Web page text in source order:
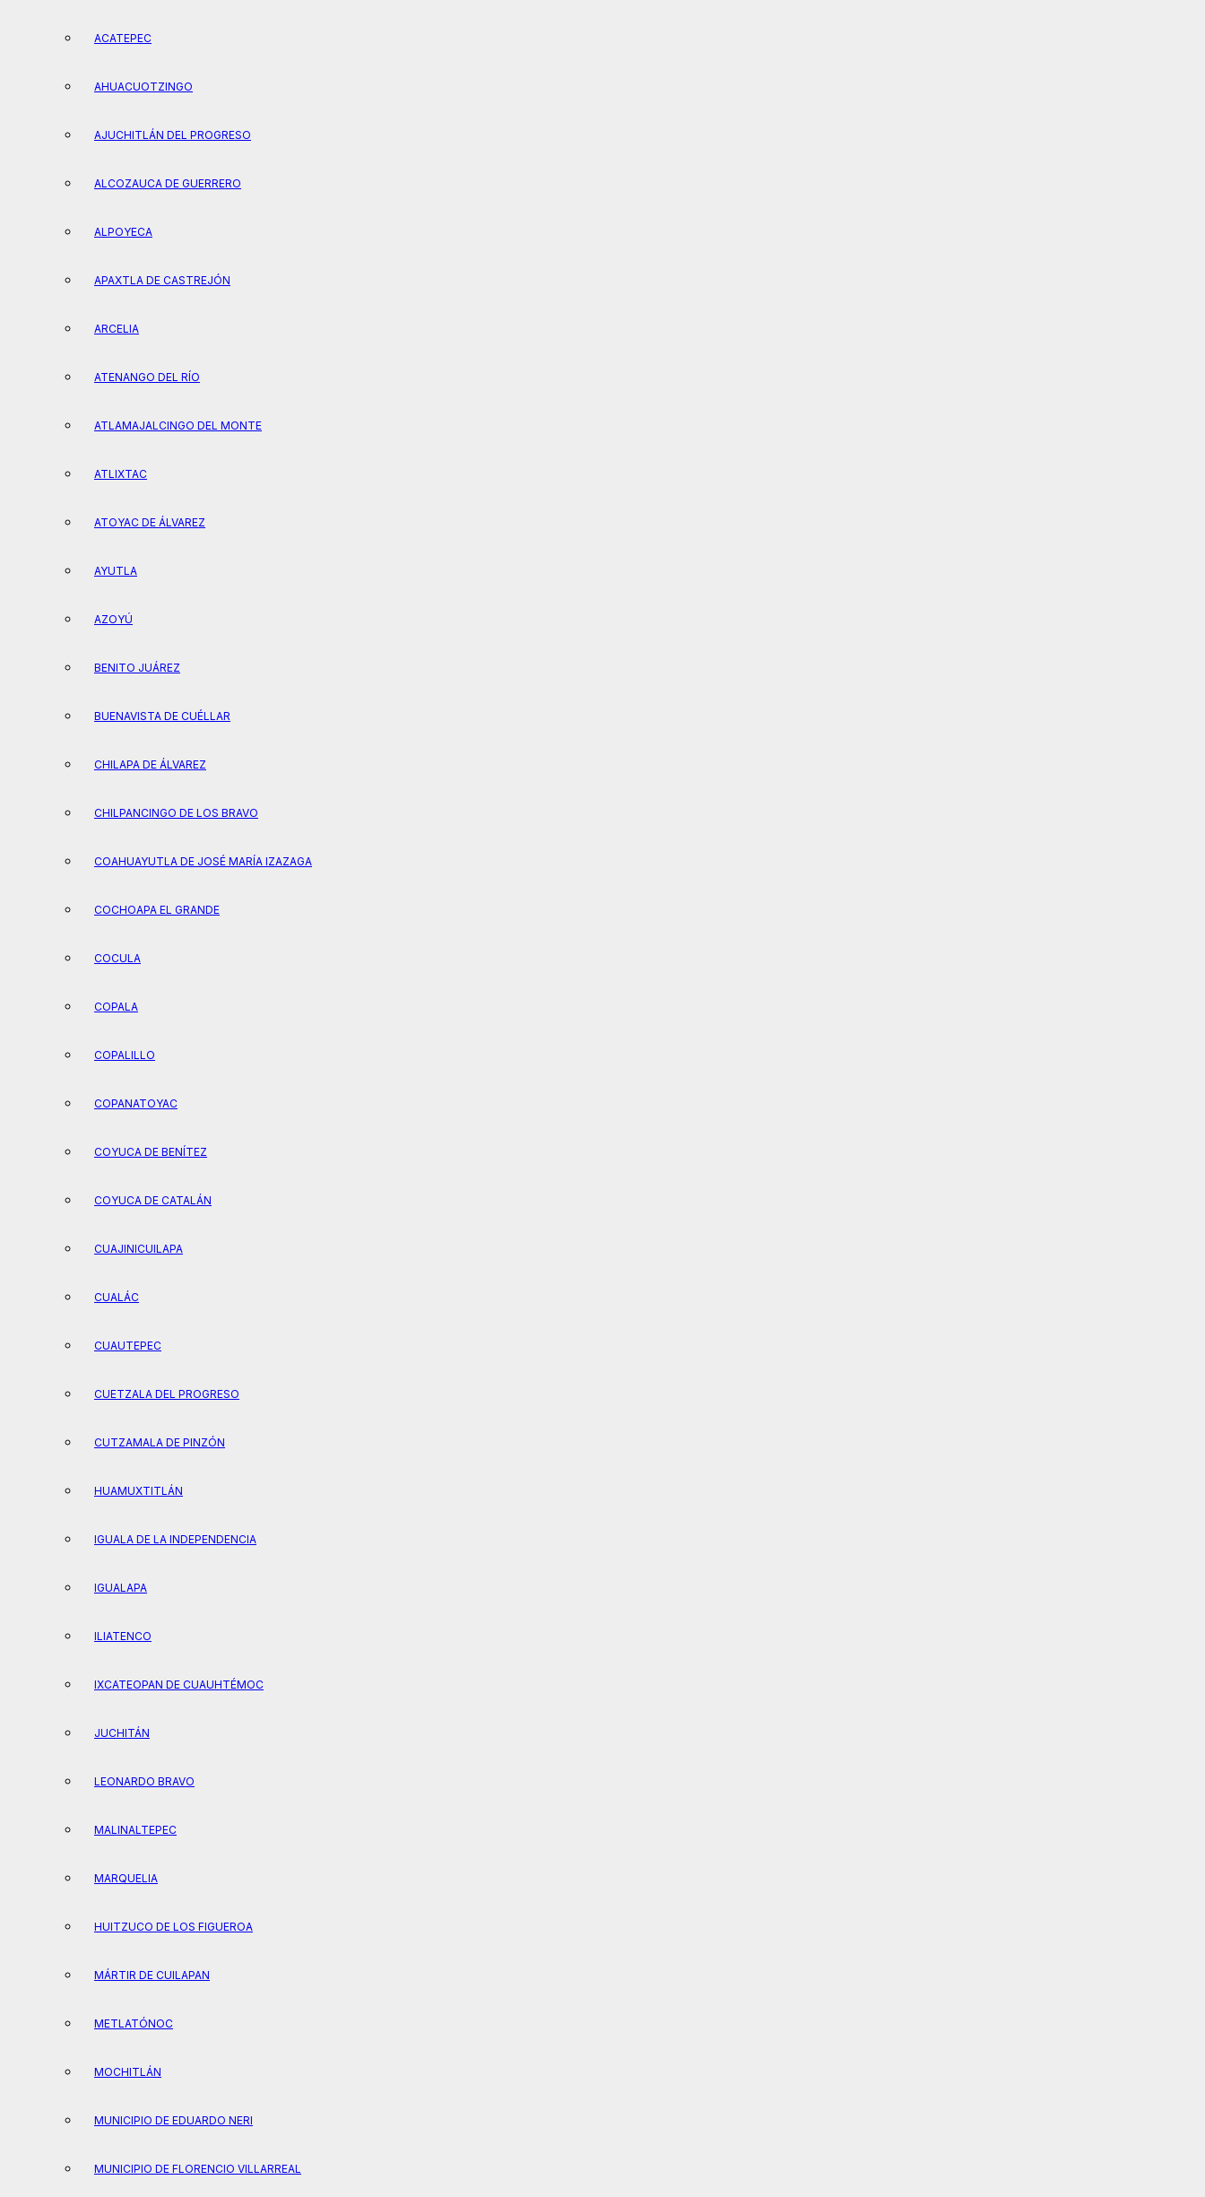
ACATEPEC
AHUACUOTZINGO
AJUCHITLÁN DEL PROGRESO
ALCOZAUCA DE GUERRERO
ALPOYECA
APAXTLA DE CASTREJÓN
ARCELIA
ATENANGO DEL RÍO
ATLAMAJALCINGO DEL MONTE
ATLIXTAC
ATOYAC DE ÁLVAREZ
AYUTLA
AZOYÚ
BENITO JUÁREZ
BUENAVISTA DE CUÉLLAR
CHILAPA DE ÁLVAREZ
CHILPANCINGO DE LOS BRAVO
COAHUAYUTLA DE JOSÉ MARÍA IZAZAGA
COCHOAPA EL GRANDE
COCULA
COPALA
COPALILLO
COPANATOYAC
COYUCA DE BENÍTEZ
COYUCA DE CATALÁN
CUAJINICUILAPA
CUALÁC
CUAUTEPEC
CUETZALA DEL PROGRESO
CUTZAMALA DE PINZÓN
HUAMUXTITLÁN
IGUALA DE LA INDEPENDENCIA
IGUALAPA
ILIATENCO
IXCATEOPAN DE CUAUHTÉMOC
JUCHITÁN
LEONARDO BRAVO
MALINALTEPEC
MARQUELIA
HUITZUCO DE LOS FIGUEROA
MÁRTIR DE CUILAPAN
METLATÓNOC
MOCHITLÁN
MUNICIPIO DE EDUARDO NERI
MUNICIPIO DE FLORENCIO VILLARREAL